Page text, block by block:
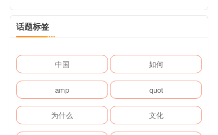
话题标签
中国 如何
amp quot
为什么 文化